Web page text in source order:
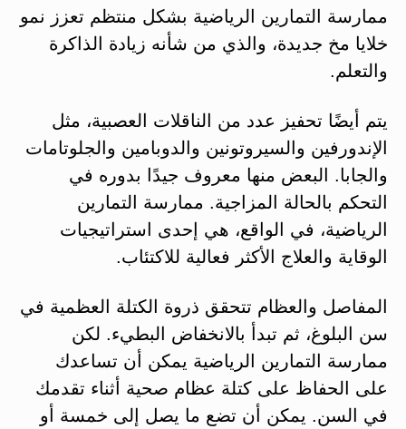
ممارسة التمارين الرياضية بشكل منتظم تعزز نمو
خلايا مخ جديدة، والذي من شأنه زيادة الذاكرة
والتعلم.
يتم أيضًا تحفيز عدد من الناقلات العصبية، مثل
الإندورفين والسيروتونين والدوبامين والجلوتامات
والجابا. البعض منها معروف جيدًا بدوره في
التحكم بالحالة المزاجية. ممارسة التمارين
الرياضية، في الواقع، هي إحدى استراتيجيات
الوقاية والعلاج الأكثر فعالية للاكتئاب.
المفاصل والعظام تتحقق ذروة الكتلة العظمية في
سن البلوغ، ثم تبدأ بالانخفاض البطيء. لكن
ممارسة التمارين الرياضية يمكن أن تساعدك
على الحفاظ على كتلة عظام صحية أثناء تقدمك
في السن. يمكن أن تضع ما يصل إلى خمسة أو